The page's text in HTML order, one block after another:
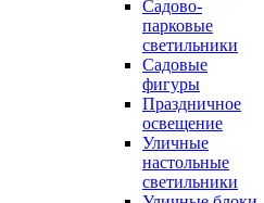
Садово-
парковые
светильники
Садовые
фигуры
Праздничное
освещение
Уличные
настольные
светильники